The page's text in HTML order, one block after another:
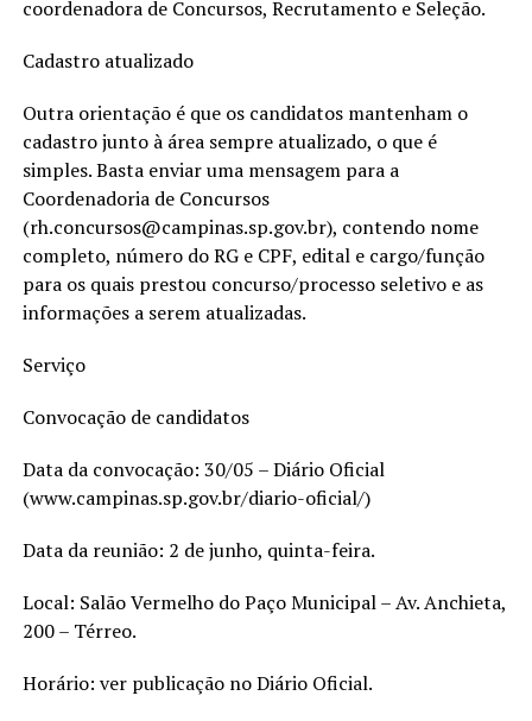
coordenadora de Concursos, Recrutamento e Seleção.
Cadastro atualizado
Outra orientação é que os candidatos mantenham o
cadastro junto à área sempre atualizado, o que é
simples. Basta enviar uma mensagem para a
Coordenadoria de Concursos
(rh.concursos@campinas.sp.gov.br), contendo nome
completo, número do RG e CPF, edital e cargo/função
para os quais prestou concurso/processo seletivo e as
informações a serem atualizadas.
Serviço
Convocação de candidatos
Data da convocação: 30/05 – Diário Oficial
(www.campinas.sp.gov.br/diario-oficial/)
Data da reunião: 2 de junho, quinta-feira.
Local: Salão Vermelho do Paço Municipal – Av. Anchieta,
200 – Térreo.
Horário: ver publicação no Diário Oficial.